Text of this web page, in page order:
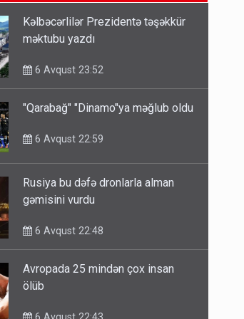
gedə biləcəksiniz - SİYAHI
iştirakçısı detalları açıqladı
Kəlbəcərlilər Prezidentə təşəkkür
məktubu yazdı
6 Avqust 23:52
"Qarabağ" "Dinamo"ya məğlub oldu
6 Avqust 22:59
Rusiya bu dəfə dronlarla alman
gəmisini vurdu
6 Avqust 22:48
Avropada 25 mindən çox insan
ölüb